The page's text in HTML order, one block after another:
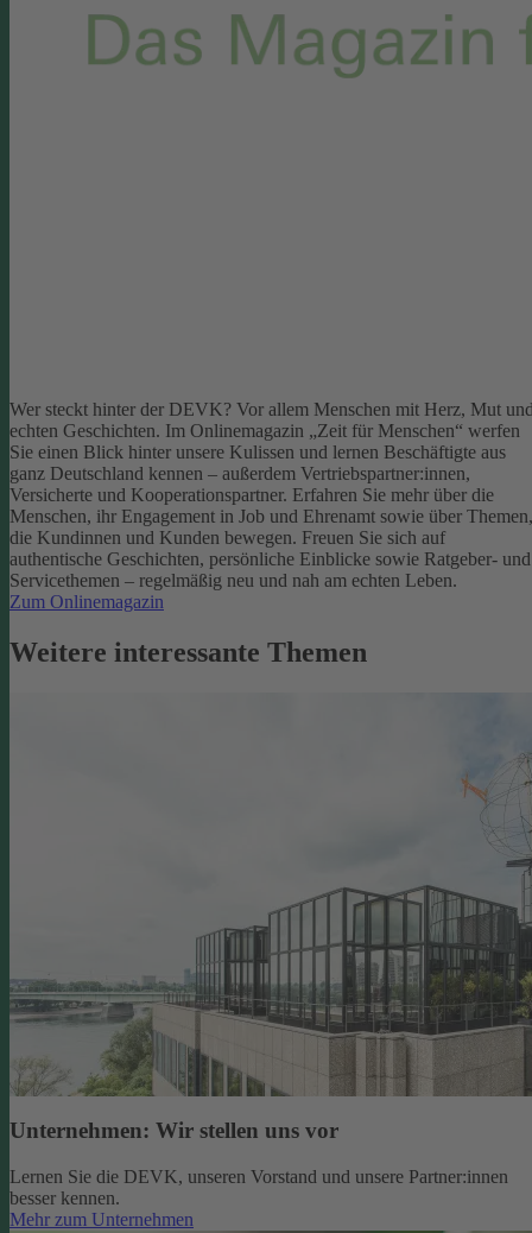
Wer steckt hinter der DEVK? Vor allem Menschen mit Herz, Mut
echten Geschichten. Im Onlinemagazin „Zeit für Menschen“ werfen
Sie einen Blick hinter unsere Kulissen und lernen Beschäftigte aus
ganz Deutschland kennen – außerdem Vertriebspartner:innen,
Versicherte und Kooperationspartner. Erfahren Sie mehr über die
Menschen, ihr Engagement in Job und Ehrenamt sowie über Themen,
die Kundinnen und Kunden bewegen. Freuen Sie sich auf
authentische Geschichten, persönliche Einblicke sowie Ratgeber- und
Servicethemen – regelmäßig neu und nah am echten Leben.
Zum Onlinemagazin
Weitere interessante Themen
Unternehmen: Wir stellen uns vor
Lernen Sie die DEVK, unseren Vorstand und unsere Partner:innen
besser kennen.
Mehr zum Unternehmen